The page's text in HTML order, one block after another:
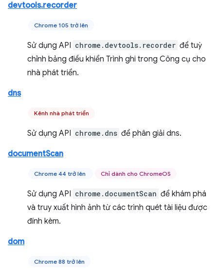
devtools.recorder
Chrome 105 trở lên
Sử dụng API chrome.devtools.recorder để tuỳ
chỉnh bảng điều khiển Trình ghi trong Công cụ cho
nhà phát triển.
dns
Kênh nhà phát triển
Sử dụng API chrome.dns để phân giải dns.
documentScan
Chrome 44 trở lên Chỉ dành cho ChromeOS
Sử dụng API chrome.documentScan để khám phá
và truy xuất hình ảnh từ các trình quét tài liệu được
đính kèm.
dom
Chrome 88 trở lên